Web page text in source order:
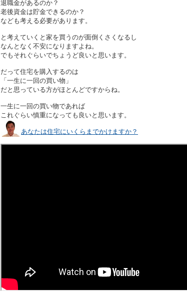
退職金があるのか？
老後資金は貯金できるのか？
なども考える必要があります。
と考えていくと家を買うのが面倒くさくなるし
なんとなく不安になりますよね。
でもそれぐらいでちょうど良いと思います。
だって住宅を購入するのは
「一生に一回の買い物」
だと思っている方がほとんどですからね。
一生に一回の買い物であれば
これぐらい慎重になっても良いと思います。
あなたは住宅にいくらまでかけますか？